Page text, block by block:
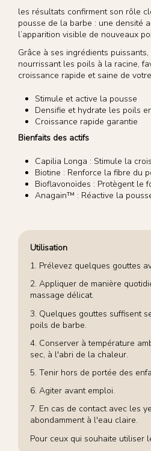
les résultats confirment son rôle
pousse de la barbe : une densité
l’apparition visible de nouveaux
Grâce à ses ingrédients
nourrissant les poils à la racine,
croissance rapide et saine de
Stimule et active la pousse
Densifie et hydrate les poils
Croissance rapide garantie
Bienfaits des actifs
Capilia Longa : Stimule la
Biotine : Renforce la fibre du
Bioflavonoïdes : Protègent le
Anagain™ : Réactive la
Utilisation
1. Prélevez quelques gouttes
2. Appliquer de manière
massage délicat.
3. Quelques gouttes suffisent
poils de barbe.
4. Conserver à température
sec, à l'abri de la chaleur.
5. Tenir hors de portée des
6. Agiter avant emploi.
7. En cas de contact avec les
abondamment à l'eau claire.
Pour ceux qui souhaite utiliser